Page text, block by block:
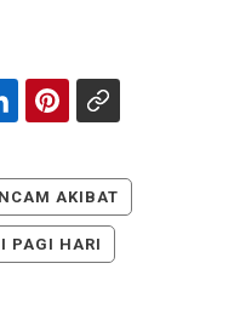
AKIBAT
PAGI HARI